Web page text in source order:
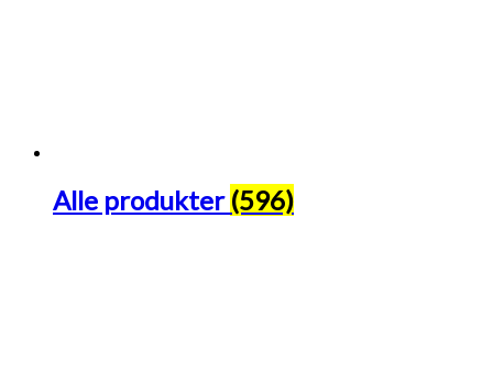
Alle produkter (596)